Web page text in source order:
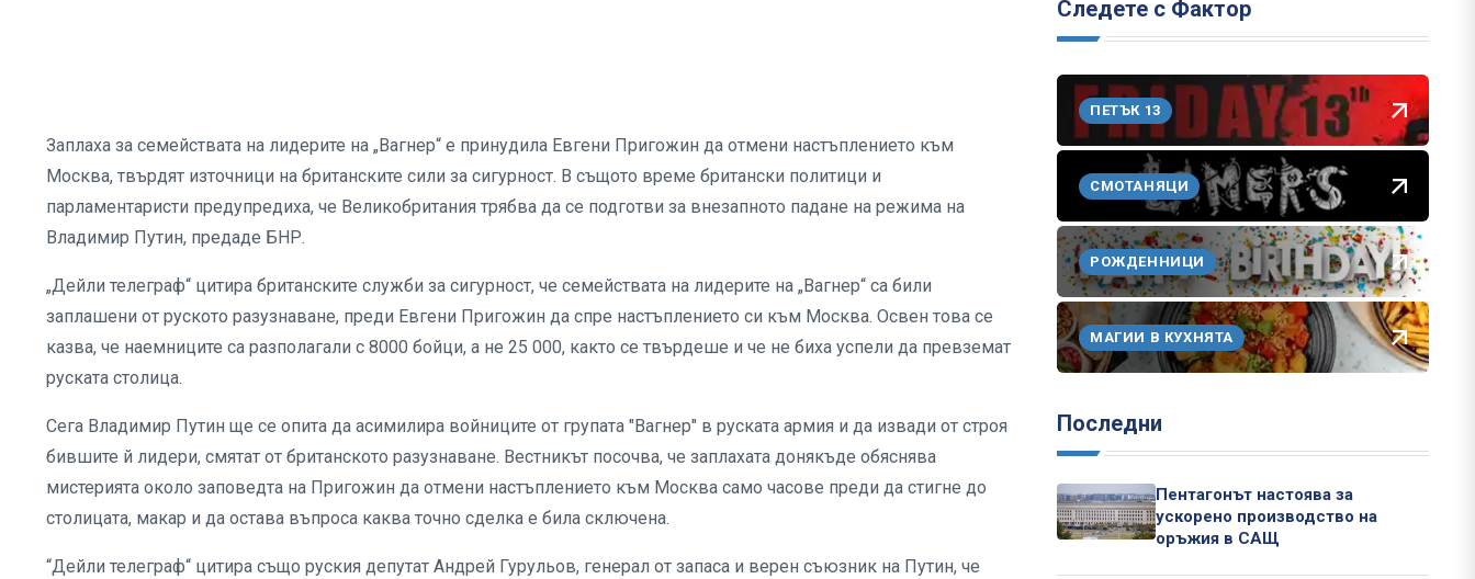
Заплаха за семействата на лидерите на „Вагнер“ е принудила Евгени Пригожин да отмени настъплението към
Москва, твърдят източници на британските сили за сигурност. В същото време британски политици и
парламентаристи предупредиха, че Великобритания трябва да се подготви за внезапното падане на режима на
Владимир Путин, предаде БНР.
„Дейли телеграф“ цитира британските служби за сигурност, че семействата на лидерите на „Вагнер“ са били
заплашени от руското разузнаване, преди Евгени Пригожин да спре настъплението си към Москва. Освен това се
казва, че наемниците са разполагали с 8000 бойци, а не 25 000, както се твърдеше и че не биха успели да превземат
руската столица.
Сега Владимир Путин ще се опита да асимилира войниците от групата "Вагнер" в руската армия и да извади от строя
бившите й лидери, смятат от британското разузнаване. Вестникът посочва, че заплахата донякъде обяснява
мистерията около заповедта на Пригожин да отмени настъплението към Москва само часове преди да стигне до
столицата, макар и да остава въпроса каква точно сделка е била сключена.
“Дейли телеграф“ цитира също руския депутат Андрей Гурульов, генерал от запаса и верен съюзник на Путин, че
Следете с Фактор
ПЕТЪК 13
СМОТАНЯЦИ
РОЖДЕННИЦИ
МАГИИ В КУХНЯТА
Последни
Пентагонът настоява за
ускорено производство на
оръжия в САЩ